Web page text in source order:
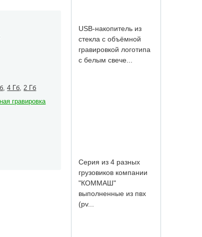
,4 Гб 2 Гб
гравировка
USB-накопитель из
стекла с объёмной
гравировкой логотипа
с белым свече...
Серия из 4 разных
грузовиков компании
"КОММАШ"
выполненные из пвх
(pv...